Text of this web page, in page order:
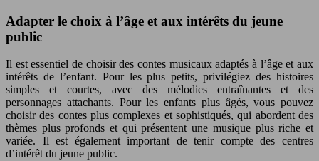
Adapter le choix à l’âge et aux intérêts du jeune
public
Il est essentiel de choisir des contes musicaux adaptés à l’âge et aux
intérêts de l’enfant. Pour les plus petits, privilégiez des histoires
simples et courtes, avec des mélodies entraînantes et des
personnages attachants. Pour les enfants plus âgés, vous pouvez
choisir des contes plus complexes et sophistiqués, qui abordent des
thèmes plus profonds et qui présentent une musique plus riche et
variée. Il est également important de tenir compte des centres
d’intérêt du jeune public.